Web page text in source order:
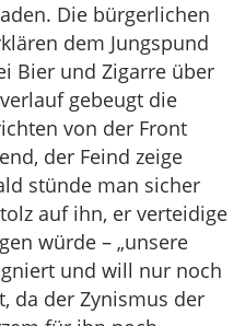
Die bürgerlichen
dem Jungspund
Bier und Zigarre über
gebeugt die
von der Front
der Feind zeige
stünde man sicher
auf ihn, er verteidige
würde – „unsere
und will nur noch
da der Zynismus der